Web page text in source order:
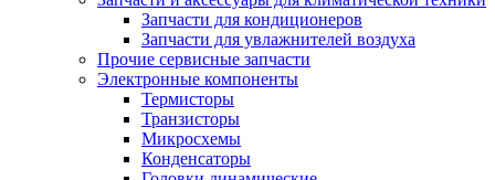
Запчасти для кондиционеров
Запчасти для увлажнителей воздуха
Прочие сервисные запчасти
Электронные компоненты
Термисторы
Транзисторы
Микросхемы
Конденсаторы